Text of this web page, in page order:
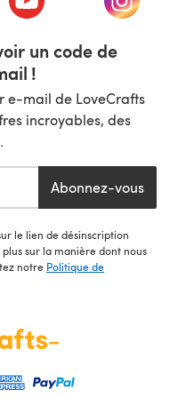
un code de
!
e-mail de LoveCrafts
incroyables, des
Abonnez-vous
le lien de désinscription
sur la manière dont nous
notre Politique de